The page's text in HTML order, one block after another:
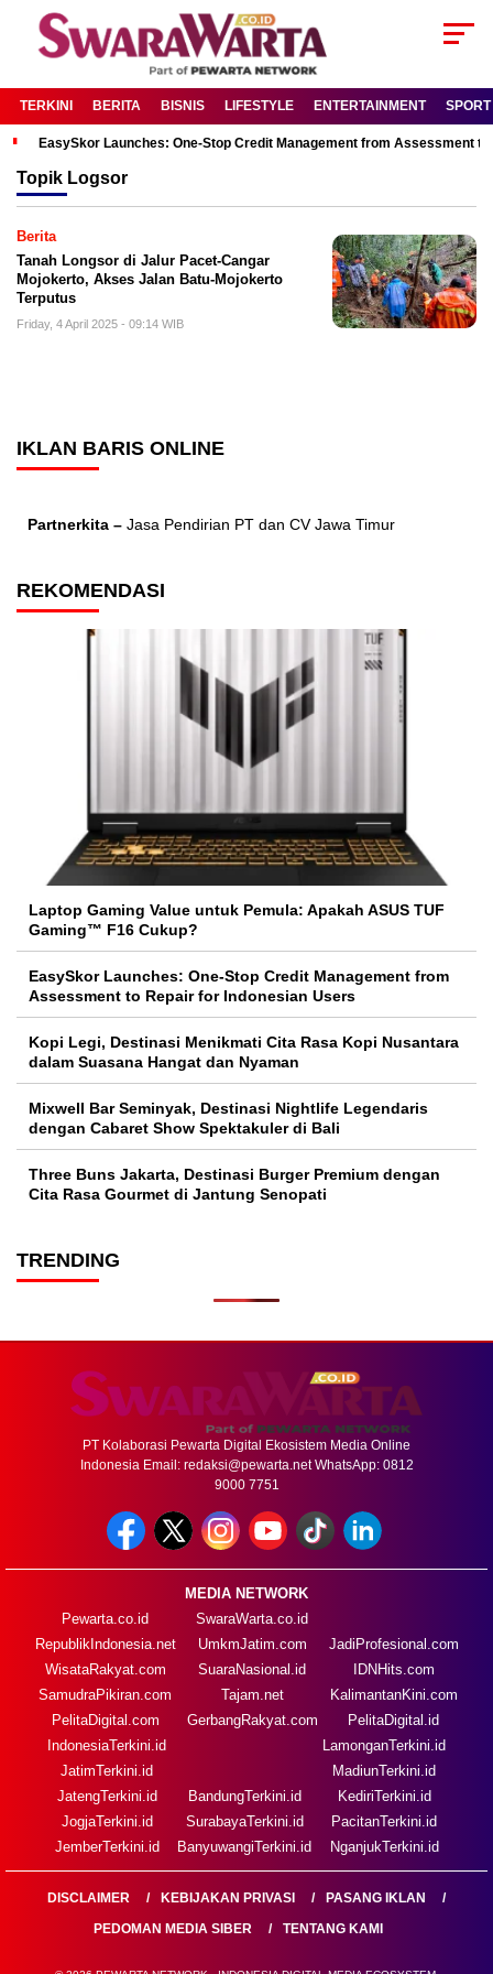
TERKINI BERITA BISNIS LIFESTYLE ENTERTAINMENT SPORT
EasySkor Launches: One-Stop Credit Management from Assessment
Topik Logsor
Berita
Tanah Longsor di Jalur Pacet-Cangar
Mojokerto, Akses Jalan Batu-Mojokerto
Terputus
Friday, 4 April 2025 - 09:14 WIB
IKLAN BARIS ONLINE
Partnerkita – Jasa Pendirian PT dan CV Jawa Timur
REKOMENDASI
Laptop Gaming Value untuk Pemula: Apakah ASUS TUF
Gaming™ F16 Cukup?
EasySkor Launches: One-Stop Credit Management from
Assessment to Repair for Indonesian Users
Kopi Legi, Destinasi Menikmati Cita Rasa Kopi Nusantara
dalam Suasana Hangat dan Nyaman
Mixwell Bar Seminyak, Destinasi Nightlife Legendaris
dengan Cabaret Show Spektakuler di Bali
Three Buns Jakarta, Destinasi Burger Premium dengan
Cita Rasa Gourmet di Jantung Senopati
TRENDING
PT Kolaborasi Pewarta Digital Ekosistem Media Online
Indonesia Email: redaksi@pewarta.netWhatsApp: 0812
9000 7751
MEDIA NETWORK
Pewarta.co.id
RepublikIndonesia.net
WisataRakyat.com
SamudraPikiran.com
PelitaDigital.com
SwaraWarta.co.id
UmkmJatim.com
SuaraNasional.id
Tajam.net
GerbangRakyat.com
JadiProfesional.com
IDNHits.com
KalimantanKini.com
PelitaDigital.id
IndonesiaTerkini.id
JatimTerkini.id
JatengTerkini.id
JogjaTerkini.id
JemberTerkini.id
BandungTerkini.id
SurabayaTerkini.id
BanyuwangiTerkini.id
LamonganTerkini.id
MadiunTerkini.id
KediriTerkini.id
PacitanTerkini.id
NganjukTerkini.id
DISCLAIMER KEBIJAKAN PRIVASI
PASANG IKLAN
PEDOMAN MEDIA SIBER
TENTANG KAMI